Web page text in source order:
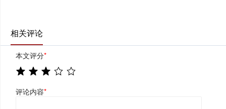
相关评论
本文评分*
评论内容*